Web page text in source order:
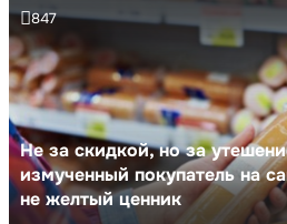
Не за скидкой, но за
измученный покупатель на
не желтый ценник
847